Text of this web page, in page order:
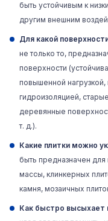
быть устойчивым к
другим внешним
Для какой
не только то,
поверхности
повышенной нагрузкой,
гидроизоляцией,
деревянные
т. д.).
Какие плитки можно
быть предназначен для
массы, клинкерных
камня, мозаичных
Как быстро высыхает